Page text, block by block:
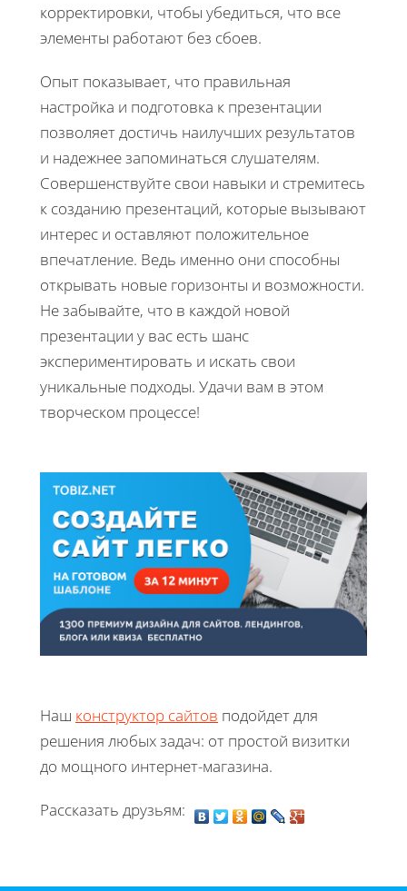
корректировки, чтобы убедиться, что все
элементы работают без сбоев.
Опыт показывает, что правильная
настройка и подготовка к презентации
позволяет достичь наилучших результатов
и надежнее запоминаться слушателям.
Совершенствуйте свои навыки и стремитесь
к созданию презентаций, которые вызывают
интерес и оставляют положительное
впечатление. Ведь именно они способны
открывать новые горизонты и возможности.
Не забывайте, что в каждой новой
презентации у вас есть шанс
экспериментировать и искать свои
уникальные подходы. Удачи вам в этом
творческом процессе!
Наш конструктор сайтов подойдет для
решения любых задач: от простой визитки
до мощного интернет-магазина.
Рассказать друзьям: